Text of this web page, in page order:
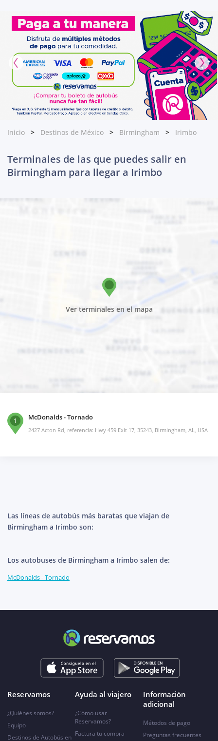
Inicio Destinos de México Birmingham Irimbo
Terminales de las que puedes salir en
Birmingham para llegar a Irimbo
Ver terminales en el mapa
1 McDonalds - Tornado
2427 Acton Rd, referencia: Hwy 459 Exit 17, 35243, Birmingham, AL, USA
Las líneas de autobús más baratas que viajan de
Birmingham a Irimbo son:
Los autobuses de Birmingham a Irimbo salen de:
McDonalds - Tornado
Reservamos
¿Quiénes somos?
Equipo
Destinos de Autobús en
Ayuda al viajero
¿Cómo usar
Reservamos?
Factura tu compra
Información
adicional
Métodos de pago
Preguntas frecuentes